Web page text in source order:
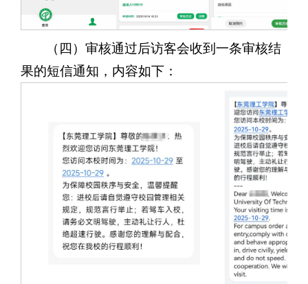
（四）审核通过后访客会收到一条审核结
果的短信通知，内容如下：